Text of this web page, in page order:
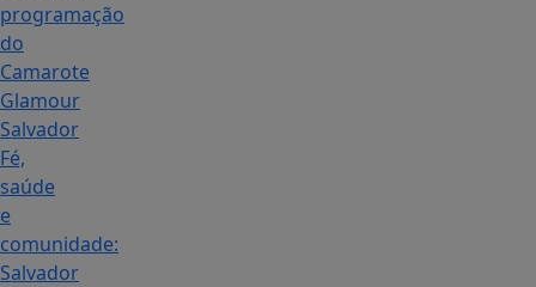
programação
do
Camarote
Glamour
Salvador
Fé,
saúde
e
comunidade:
Salvador